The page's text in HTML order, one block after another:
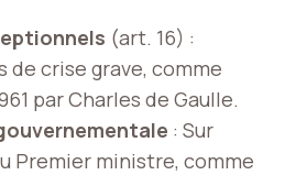
(art. 16) :
de crise grave, comme
par Charles de Gaulle.
: Sur
Premier ministre, comme